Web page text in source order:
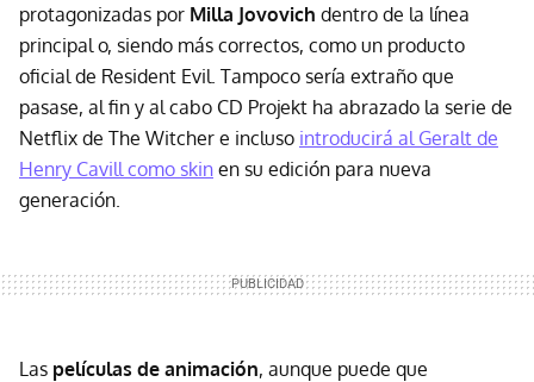
protagonizadas por Milla Jovovich dentro de la línea
principal o, siendo más correctos, como un producto
oficial de Resident Evil. Tampoco sería extraño que
pasase, al fin y al cabo CD Projekt ha abrazado la serie de
Netflix de The Witcher e incluso introducirá al Geralt de
Henry Cavill como skin en su edición para nueva
generación.
Las películas de animación, aunque puede que